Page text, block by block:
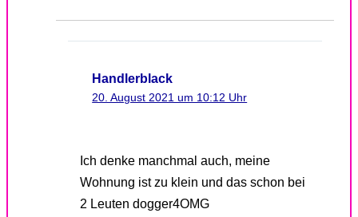
Handlerblack
20. August 2021 um 10:12 Uhr
Ich denke manchmal auch, meine
Wohnung ist zu klein und das schon bei
2 Leuten dogger4OMG